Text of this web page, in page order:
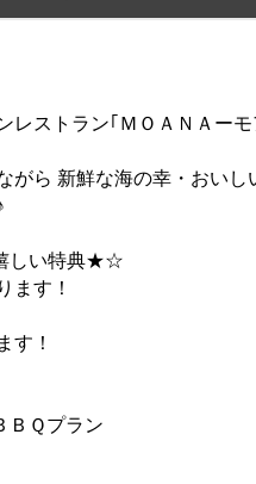
レストラン｢ＭＯＡＮＡーモ
がら 新鮮な海の幸・おいし
しい特典★☆
ます！
す！
ＢＱプラン